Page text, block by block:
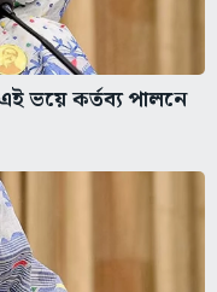
ভয়ে কর্তব্য পালনে